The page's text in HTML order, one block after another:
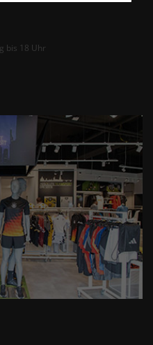
bis 18 Uhr